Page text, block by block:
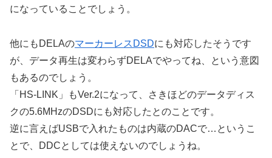
になっていることでしょう。
他にもDELAのマーカーレスDSDにも対応したそうです
が、データ再生は変わらずDELAでやってね、という意図
もあるのでしょう。
「HS-LINK」もVer.2になって、さきほどのデータディス
クの5.6MHzのDSDにも対応したとのことです。
逆に言えばUSBで入れたものは内蔵のDACで…というこ
とで、DDCとしては使えないのでしょうね。